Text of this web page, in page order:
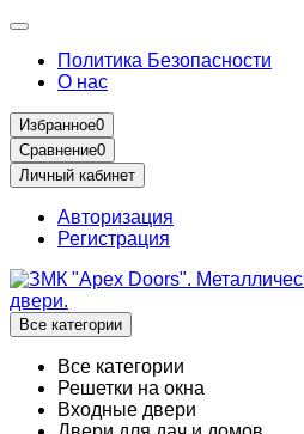
Политика Безопасности
О нас
Избранное0
Сравнение0
Личный кабинет
Авторизация
Регистрация
Все категории
Все категории
Решетки на окна
Входные двери